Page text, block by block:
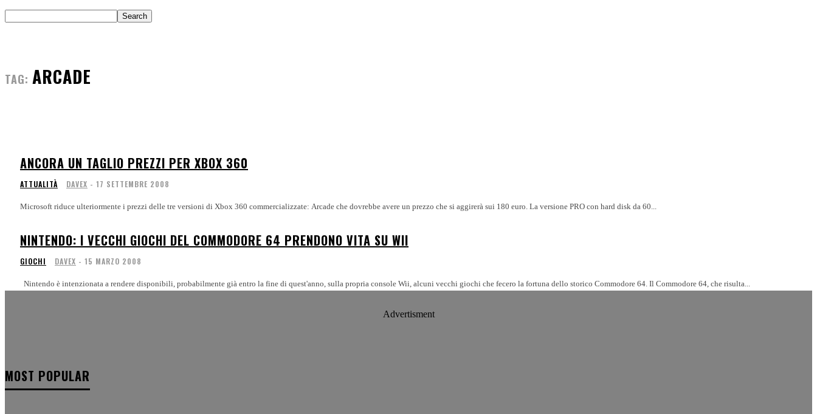
TAG: ARCADE
ANCORA UN TAGLIO PREZZI PER XBOX 360
ATTUALITÀ DAVEX - 17 SETTEMBRE 2008
Microsoft riduce ulteriormente i prezzi delle tre versioni di Xbox 360 commercializzate: Arcade che dovrebbe avere un prezzo che si aggirerà sui 180 euro. La versione PRO con hard disk da 60...
NINTENDO: I VECCHI GIOCHI DEL COMMODORE 64 PRENDONO VITA SU WII
GIOCHI DAVEX - 15 MARZO 2008
Nintendo è intenzionata a rendere disponibili, probabilmente già entro la fine di quest'anno, sulla propria console Wii, alcuni vecchi giochi che fecero la fortuna dello storico Commodore 64. Il Commodore 64, che risulta...
Advertisment
MOST POPULAR